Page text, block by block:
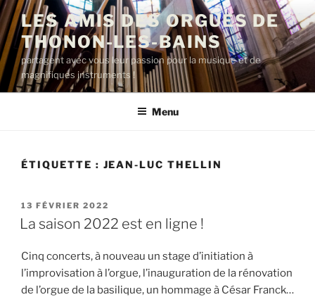
Aller
au
contenu
principal
LES AMIS DES ORGUES DE
THONON-LES-BAINS
partagent avec vous leur passion pour la musique et de
magnifiques instruments !
Menu
ÉTIQUETTE : JEAN-LUC THELLIN
PUBLIÉ
LE
13 FÉVRIER 2022
La saison 2022 est en ligne !
Cinq concerts, à nouveau un stage d’initiation à
l’improvisation à l’orgue, l’inauguration de la rénovation
de l’orgue de la basilique, un hommage à César Franck…